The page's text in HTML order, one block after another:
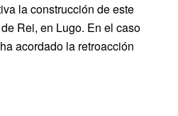
la construcción de este
Rei, en Lugo. En el caso
acordado la retroacción